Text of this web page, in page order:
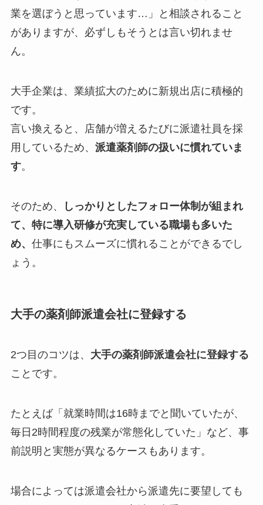
業を選ぼうと思っています…」と相談されること
がありますが、必ずしもそうとは言い切れませ
ん。
大手企業は、業績拡大のために新規出店に積極的
です。
言い換えると、店舗が増えるたびに派遣社員を採
用しているため、 派遣薬剤師の扱いに慣れていま
す。
そのため、
しっかりとしたフォロー体制が組まれ
て、特に導入研修が充実している職場も多いた
め、 仕事にもスムーズに慣れることができるでし
ょう。
大手の薬剤師派遣会社に登録する
2つ目のコツは、 大手の薬剤師派遣会社に登録する
ことです。
たとえば「就業時間は16時までと聞いていたが、
毎日2時間程度の残業が常態化していた」など、事
前説明と実態が異なるケースもあります。
場合によっては派遣会社から派遣先に要望しても